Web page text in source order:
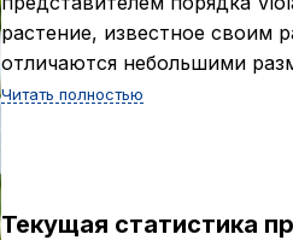
растение, известное своим
отличаются небольшими
Читать полностью
Текущая статистика